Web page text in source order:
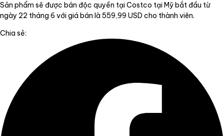
Sản phẩm sẽ được bán độc quyền tại Costco tại Mỹ bắt đầu từ
ngày 22 tháng 6 với giá bán là 559,99 USD cho thành viên.
Chia sẻ: